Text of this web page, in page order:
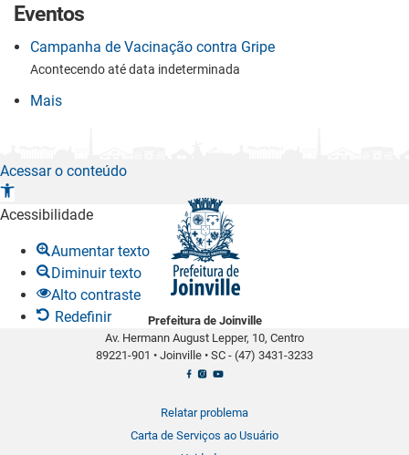
Eventos
Campanha de Vacinação contra Gripe
Acontecendo até data indeterminada
Mais
Prefeitura de Joinville
Av. Hermann August Lepper, 10, Centro
89221-901 • Joinville • SC - (47) 3431-3233
Relatar problema
Carta de Serviços ao Usuário
Acessar o conteúdo
A
b
Acessibilidade
Aumentar texto
Diminuir texto
Alto contraste
Redefinir